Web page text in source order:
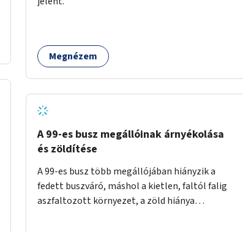
időszakokban zsúfolt 5-ös autóbusz
Megnézem
A 99-es busz megállóinak árnyékolása
és zöldítése
A 99-es busz több megállójában hiányzik a
fedett buszváró, máshol a kietlen, faltól falig
aszfaltozott környezet, a zöld hiánya